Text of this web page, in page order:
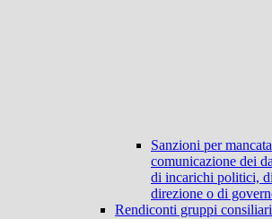
Sanzioni per
comunicazione dei
di incarichi politici,
direzione o di
Rendiconti gruppi